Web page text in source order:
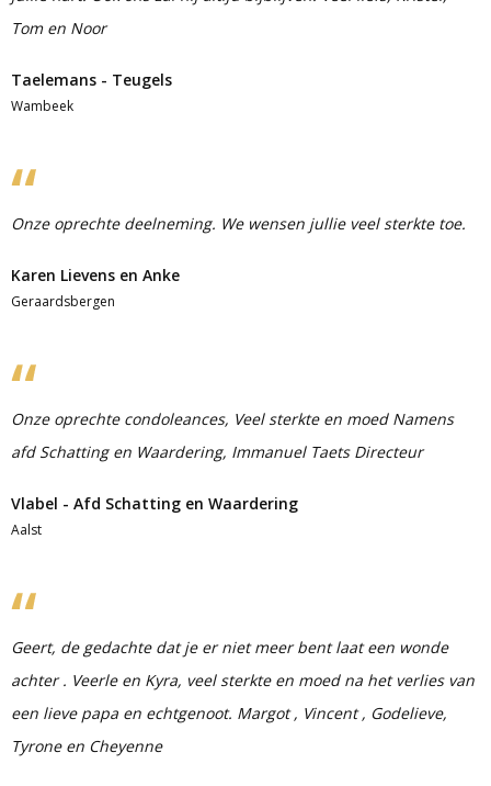
Tom en Noor
Taelemans - Teugels
Wambeek
Onze oprechte deelneming. We wensen jullie veel sterkte toe.
Karen Lievens en Anke
Geraardsbergen
Onze oprechte condoleances, Veel sterkte en moed Namens
afd Schatting en Waardering, Immanuel Taets Directeur
Vlabel - Afd Schatting en Waardering
Aalst
Geert, de gedachte dat je er niet meer bent laat een wonde
achter . Veerle en Kyra, veel sterkte en moed na het verlies van
een lieve papa en echtgenoot. Margot , Vincent , Godelieve,
Tyrone en Cheyenne